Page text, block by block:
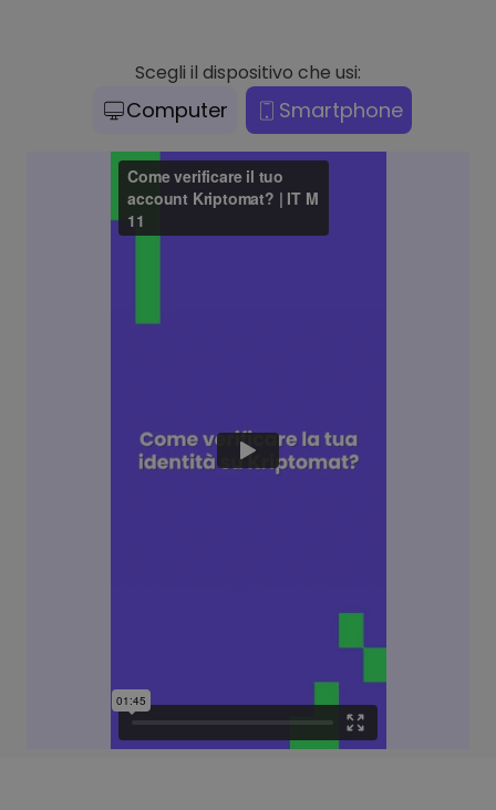
Scegli il dispositivo che usi:
Computer Smartphone